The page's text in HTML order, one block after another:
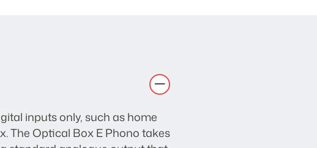
inputs only, such as home
The Optical Box E Phono takes